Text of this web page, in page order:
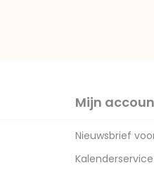
Mijn
Nieuwsbrief
Kalenderservice